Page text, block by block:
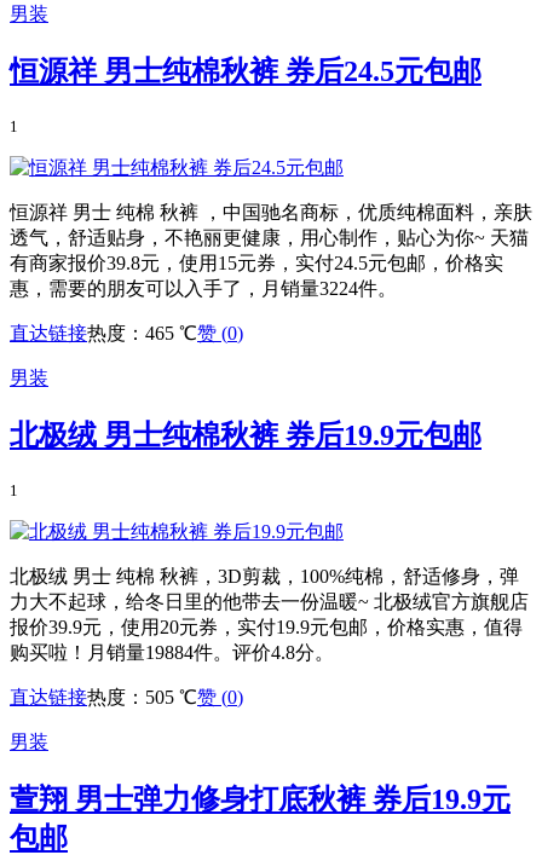
男装
恒源祥 男士纯棉秋裤 券后24.5元包邮
1
恒源祥 男士 纯棉 秋裤 ，中国驰名商标，优质纯棉面料，亲肤
透气，舒适贴身，不艳丽更健康，用心制作，贴心为你~ 天猫
有商家报价39.8元，使用15元券，实付24.5元包邮，价格实
惠，需要的朋友可以入手了，月销量3224件。
直达链接热度：465 ℃赞 (0)
男装
北极绒 男士纯棉秋裤 券后19.9元包邮
1
北极绒 男士 纯棉 秋裤，3D剪裁，100%纯棉，舒适修身，弹
力大不起球，给冬日里的他带去一份温暖~ 北极绒官方旗舰店
报价39.9元，使用20元券，实付19.9元包邮，价格实惠，值得
购买啦！月销量19884件。评价4.8分。
直达链接热度：505 ℃赞 (0)
男装
萱翔 男士弹力修身打底秋裤 券后19.9元
包邮